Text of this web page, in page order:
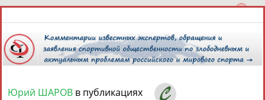
Юрий ШАРОВ в публикациях